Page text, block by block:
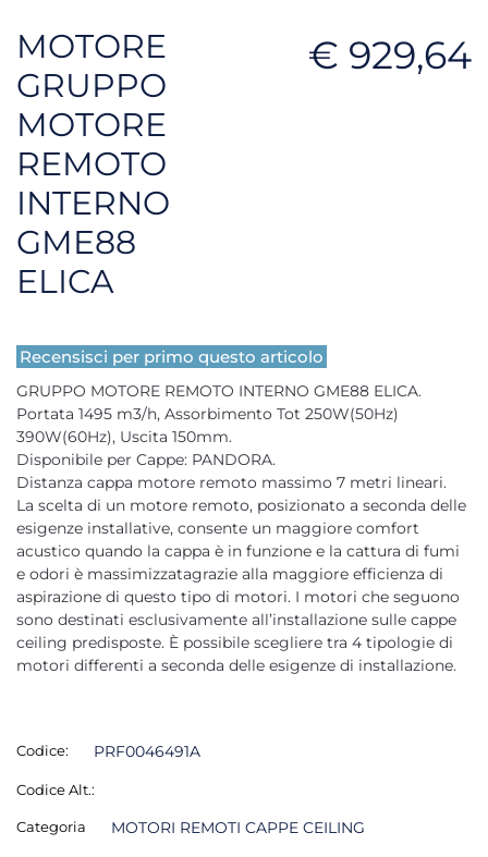
MOTORE
GRUPPO
MOTORE
REMOTO
INTERNO
GME88
ELICA
€ 929,64
Recensisci per primo questo articolo
GRUPPO MOTORE REMOTO INTERNO GME88 ELICA.
Portata 1495 m3/h, Assorbimento Tot 250W(50Hz)
390W(60Hz), Uscita 150mm.
Disponibile per Cappe: PANDORA.
Distanza cappa motore remoto massimo 7 metri lineari.
La scelta di un motore remoto, posizionato a seconda delle
esigenze installative, consente un maggiore comfort
acustico quando la cappa è in funzione e la cattura di fumi
e odori è massimizzatagrazie alla maggiore efficienza di
aspirazione di questo tipo di motori. I motori che seguono
sono destinati esclusivamente all’installazione sulle cappe
ceiling predisposte. È possibile scegliere tra 4 tipologie di
motori differenti a seconda delle esigenze di installazione.
Codice: PRF0046491A
Codice Alt.:
Categoria MOTORI REMOTI CAPPE CEILING